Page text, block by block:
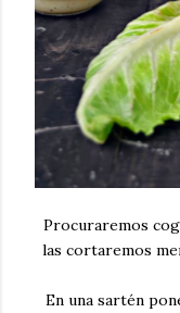
Procuraremos
las cortaremos
En una sartén